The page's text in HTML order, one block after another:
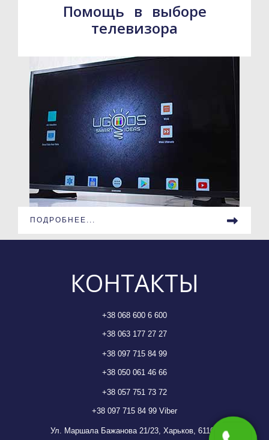
Помощь в выборе
телевизора
ПОДРОБНЕЕ...
КОНТАКТЫ
+38 068 600 6 600
+38 063 177 27 27
+38 097 715 84 99
+38 050 061 46 66
+38 057 751 73 72
+38 097 715 84 99 Viber
Ул. Маршала Бажанова 21/23, Харьков, 61102